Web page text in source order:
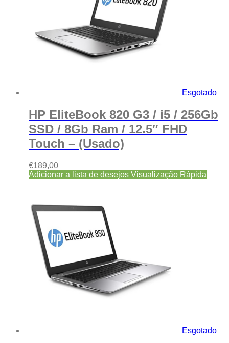
Esgotado
HP EliteBook 820 G3 / i5 / 256Gb
SSD / 8Gb Ram / 12.5″ FHD
Touch – (Usado)
€189,00
Adicionar a lista de desejos Visualização Rápida
Esgotado